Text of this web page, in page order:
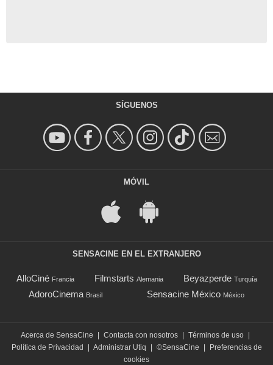
SÍGUENOS
MÓVIL
SENSACINE EN EL EXTRANJERO
AlloCiné Francia Filmstarts Alemania Beyazperde Turquía
AdoroCinema Brasil Sensacine México México
Acerca de SensaCine | Contacta con nosotros | Términos de uso |
Política de Privacidad
| Administrar Utiq | ©SensaCine |
Preferencias de
cookies